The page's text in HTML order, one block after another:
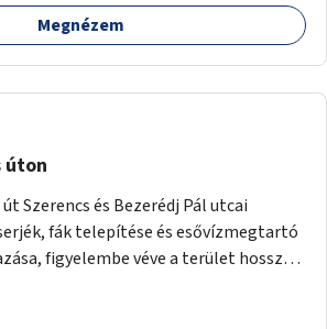
Megnézem
úton
Szerencs és Bezerédj Pál utcai
fák telepítése és esővízmegtartó
figyelembe véve a terület hosszú